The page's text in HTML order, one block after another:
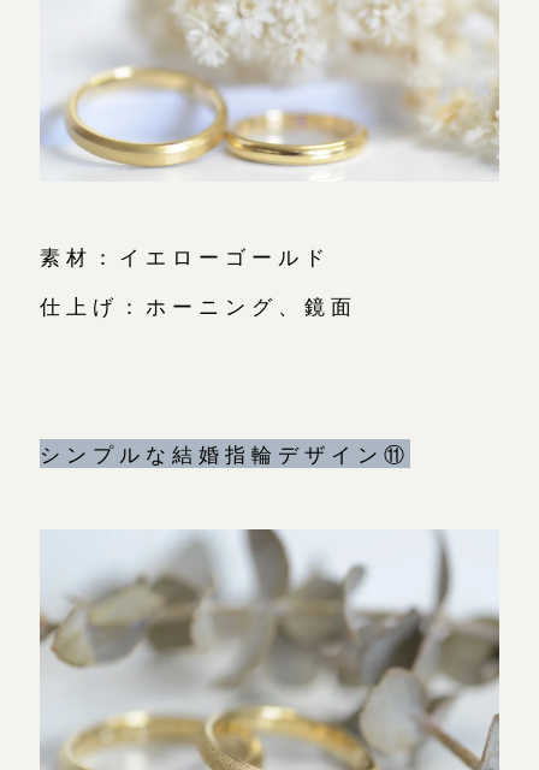
素材：イエローゴールド
仕上げ：ホーニング、鏡面
シンプルな結婚指輪デザイン⑪